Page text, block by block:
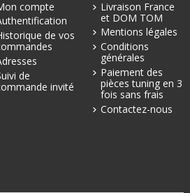
compte
de vos
de
invité
Livraison France
et DOM TOM
Mentions légales
Conditions
générales
Paiement des
pièces tuning en 3
fois sans frais
Contactez-nous